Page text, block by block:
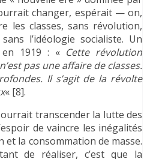
changer, espérait — on,
les classes, sans révolution,
l’idéologie socialiste. Un
1919 : « Cette révolution
pas une affaire de classes.
Il s’agit de la révolte
« [8].
transcender la lutte des
de vaincre les inégalités
et la consommation de masse.
de réaliser, c’est que la